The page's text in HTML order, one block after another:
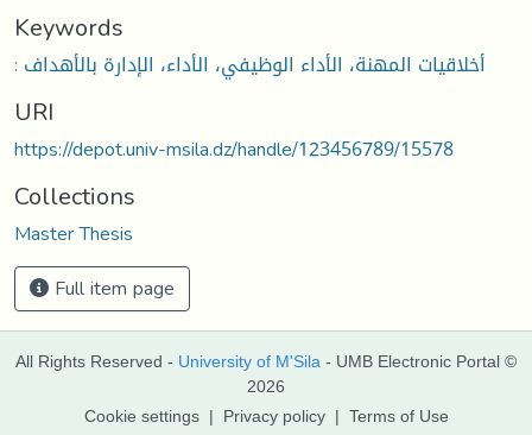
Keywords
: أخلاقيات المهنة، الأداء الوظيفي، الأداء، الإدارة بالأهداف
URI
https://depot.univ-msila.dz/handle/123456789/15578
Collections
Master Thesis
Full item page
All Rights Reserved - University of M'Sila - UMB Electronic Portal ©
2026
Cookie settings | Privacy policy | Terms of Use